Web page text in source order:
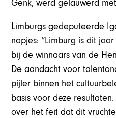
Genk, werd gelauwerd
Limburgs gedeputeerde
nopjes: “Limburg is dit
bij de winnaars van de
De aandacht voor
pijler binnen het
basis voor deze
over het feit dat dit